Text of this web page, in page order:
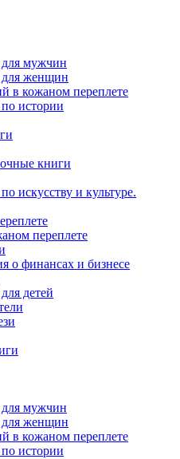
мужчин
женщин
в кожаном переплете
истории
книги
искусству и культуре.
переплете
о финансах и бизнесе
детей
мужчин
женщин
в кожаном переплете
истории